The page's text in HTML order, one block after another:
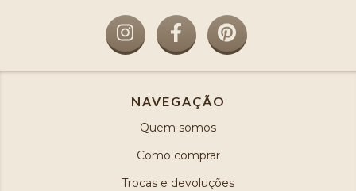
NAVEGAÇÃO
Quem somos
Como comprar
Trocas e devoluções